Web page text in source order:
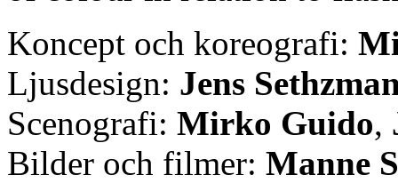
Koncept och koreografi:
Ljusdesign: Jens
Scenografi: Mirko Guido,
Bilder och filmer: Manne